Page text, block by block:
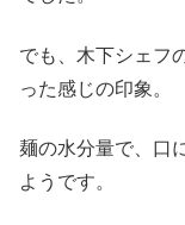
でも、木下シェフ
った感じの印象。
麺の水分量で、口
ようです。